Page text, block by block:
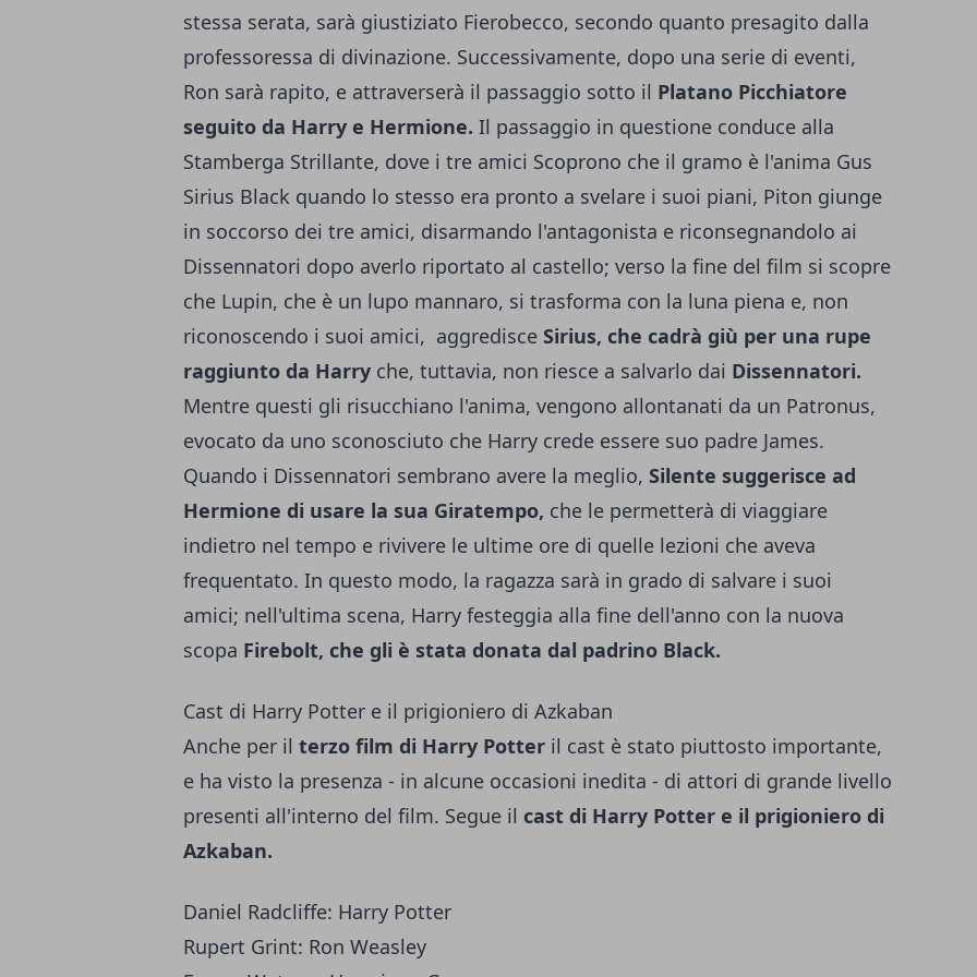
stessa serata, sarà giustiziato Fierobecco, secondo quanto presagito dalla
professoressa di divinazione. Successivamente, dopo una serie di eventi,
Ron sarà rapito, e attraverserà il passaggio sotto il Platano Picchiatore
seguito da Harry e Hermione. Il passaggio in questione conduce alla
Stamberga Strillante, dove i tre amici Scoprono che il gramo è l'anima Gus
Sirius Black quando lo stesso era pronto a svelare i suoi piani, Piton giunge
in soccorso dei tre amici, disarmando l'antagonista e riconsegnandolo ai
Dissennatori dopo averlo riportato al castello; verso la fine del film si scopre
che Lupin, che è un lupo mannaro, si trasforma con la luna piena e, non
riconoscendo i suoi amici, aggredisce Sirius, che cadrà giù per una rupe
raggiunto da Harry che, tuttavia, non riesce a salvarlo dai Dissennatori.
Mentre questi gli risucchiano l'anima, vengono allontanati da un Patronus,
evocato da uno sconosciuto che Harry crede essere suo padre James.
Quando i Dissennatori sembrano avere la meglio, Silente suggerisce ad
Hermione di usare la sua Giratempo, che le permetterà di viaggiare
indietro nel tempo e rivivere le ultime ore di quelle lezioni che aveva
frequentato. In questo modo, la ragazza sarà in grado di salvare i suoi
amici; nell'ultima scena, Harry festeggia alla fine dell'anno con la nuova
scopa Firebolt, che gli è stata donata dal padrino Black.
Cast di Harry Potter e il prigioniero di Azkaban
Anche per il terzo film di Harry Potter il cast è stato piuttosto importante,
e ha visto la presenza - in alcune occasioni inedita - di attori di grande livello
presenti all'interno del film. Segue il cast di Harry Potter e il prigioniero di
Azkaban.
Daniel Radcliffe: Harry Potter
Rupert Grint: Ron Weasley